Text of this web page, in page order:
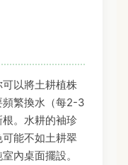
以將土耕植株
頻繁換水（每2-3
。水耕的袖珍
能不如土耕翠
內桌面擺設。